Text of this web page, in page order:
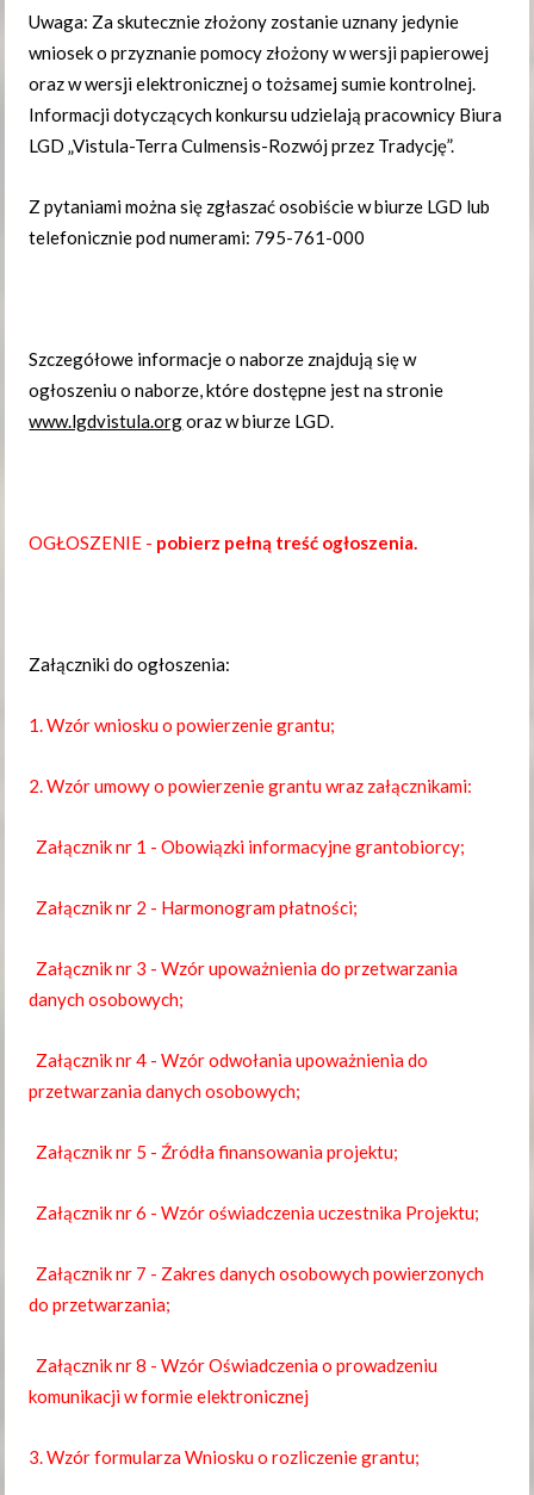
Uwaga: Za skutecznie złożony zostanie uznany jedynie
wniosek o przyznanie pomocy złożony w wersji papierowej
oraz w wersji elektronicznej o tożsamej sumie kontrolnej.
Informacji dotyczących konkursu udzielają pracownicy Biura
LGD „Vistula-Terra Culmensis-Rozwój przez Tradycję”.
Z pytaniami można się zgłaszać osobiście w biurze LGD lub
telefonicznie pod numerami: 795-761-000
Szczegółowe informacje o naborze znajdują się w
ogłoszeniu o naborze, które dostępne jest na stronie
www.lgdvistula.orgoraz w biurze LGD.
OGŁOSZENIE - pobierz pełną treść ogłoszenia.
Załączniki do ogłoszenia:
1. Wzór wniosku o powierzenie grantu;
2. Wzór umowy o powierzenie grantu wraz załącznikami:
Załącznik nr 1 - Obowiązki informacyjne grantobiorcy;
Załącznik nr 2 - Harmonogram płatności;
Załącznik nr 3 - Wzór upoważnienia do przetwarzania
danych osobowych;
Załącznik nr 4 - Wzór odwołania upoważnienia do
przetwarzania danych osobowych;
Załącznik nr 5 - Źródła finansowania projektu;
Załącznik nr 6 - Wzór oświadczenia uczestnika Projektu;
Załącznik nr 7 - Zakres danych osobowych powierzonych
do przetwarzania;
Załącznik nr 8 - Wzór Oświadczenia o prowadzeniu
komunikacji w formie elektronicznej
3. Wzór formularza Wniosku o rozliczenie grantu;